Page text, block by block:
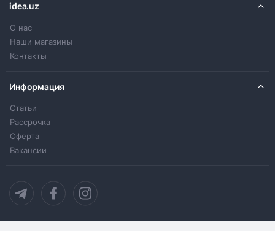
idea.uz
О нас
Наши магазины
Контакты
Информация
Статьи
Рассрочка
Оферта
Вакансии